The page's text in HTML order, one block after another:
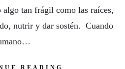
algo tan frágil como las raíces,
nutrir y dar sostén. Cuando
READING